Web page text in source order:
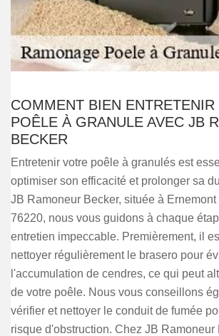
COMMENT BIEN ENTRETENIR
POÊLE À GRANULE AVEC JB
BECKER
Entretenir votre poêle à granulés est
optimiser son efficacité et prolonger sa
JB Ramoneur Becker, située à
76220, nous vous guidons à chaque
entretien impeccable. Premièrement, il
nettoyer régulièrement le brasero pour
l'accumulation de cendres, ce qui peut
de votre poêle. Nous vous conseillons
vérifier et nettoyer le conduit de fumée
risque d'obstruction. Chez JB Ramoneur